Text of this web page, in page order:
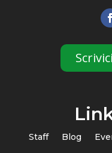
Staff Blog